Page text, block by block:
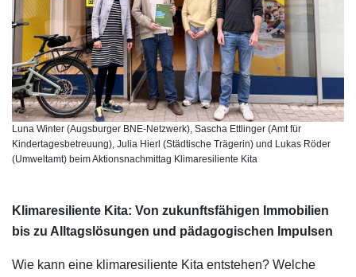
Luna Winter (Augsburger BNE-Netzwerk), Sascha Ettlinger (Amt für
Kindertagesbetreuung), Julia Hierl (Städtische Trägerin) und Lukas Röder
(Umweltamt) beim Aktionsnachmittag Klimaresiliente Kita
Klimaresiliente Kita: Von zukunftsfähigen Immobilien
bis zu Alltagslösungen und pädagogischen Impulsen
Wie kann eine klimaresiliente Kita entstehen? Welche